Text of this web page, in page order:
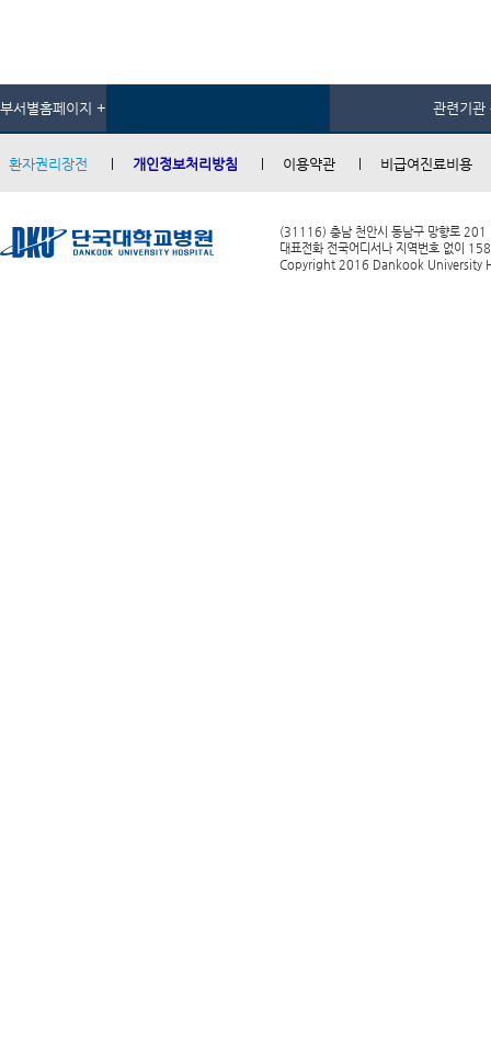
부서별홈페이지 + 관련기관
환자권리장전 개인정보처리방침 이용약관 비급여진료비용
(31116) 충남 천안시 동남구 망향로 201
대표전화 전국어디서나 지역번호 없이
Copyright 2016 Dankook University